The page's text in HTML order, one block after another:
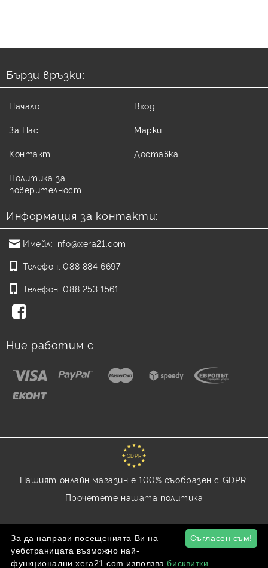
Бързи връзки:
Начало
За Нас
Контакт
Политика за
поверителност
Вход
Марки
Доставка
Информация за контакти:
Имейл: info@xera21.com
Телефон: 088 884 6697
Телефон: 088 253 1561
Ние работим с
GDPR
Нашият онлайн магазин е 100% съобразен с GDPR.
Прочетете нашата политика
Моите лични данни
Съгласен съм!
За да направи посещенията Ви на
уебстраницата възможно най-
функционални xera21.com използвабисквитки.